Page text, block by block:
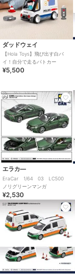
ダッドウェイ
【Hola Toys】飛び出す白バ
イ！自分で走るパトカー
¥5,500
エラカ―
EraCar 1/64 03 LC500
ノリグリーンマンガ
¥2,530